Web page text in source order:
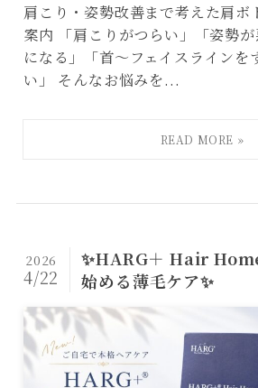
肩こり・姿勢改善まで考えた肩ボ
案内 「肩こりがつらい」「姿勢
になる」「首〜フェイスラインを
い」 そんなお悩みを...
✨HARG＋ Hair
始める薄毛ケア✨
2026
4/22